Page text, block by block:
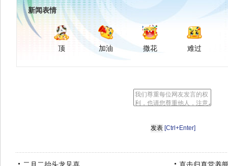
新闻表情
顶 加油 撒花 难过
[Ctrl+Enter]